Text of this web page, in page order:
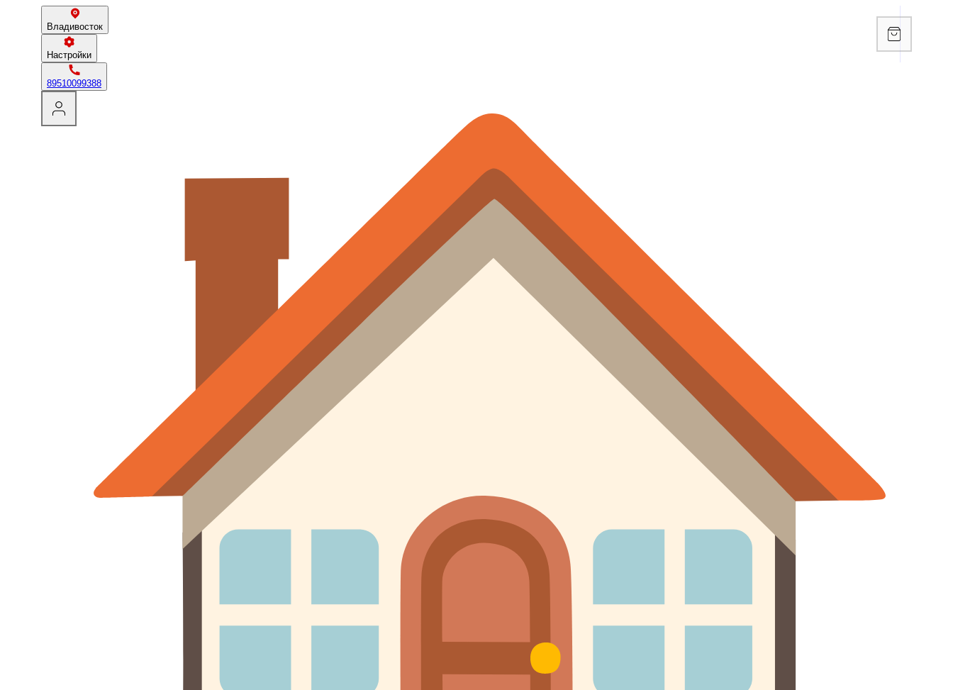
Владивосток
Настройки
89510099388